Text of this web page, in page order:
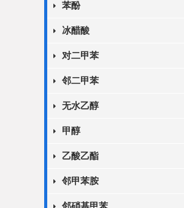
苯酚
冰醋酸
对二甲苯
邻二甲苯
无水乙醇
甲醇
乙酸乙酯
邻甲苯胺